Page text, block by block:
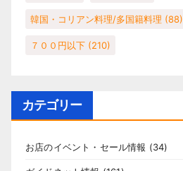
韓国・コリアン料理/多国籍料理 (88)
７００円以下 (210)
カテゴリー
お店のイベント・セール情報 (34)